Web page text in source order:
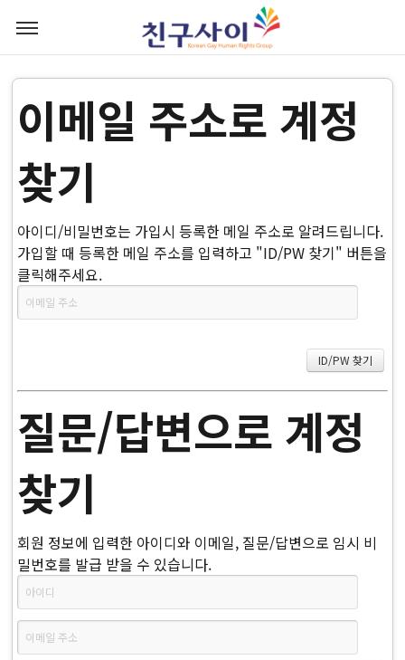
이메일 주소로 계정
찾기
아이디/비밀번호는 가입시 등록한 메일 주소로 알려드립니다.
가입할 때 등록한 메일 주소를 입력하고 "ID/PW 찾기" 버튼을
클릭해주세요.
질문/답변으로 계정
찾기
회원 정보에 입력한 아이디와 이메일, 질문/답변으로 임시 비
밀번호를 발급 받을 수 있습니다.